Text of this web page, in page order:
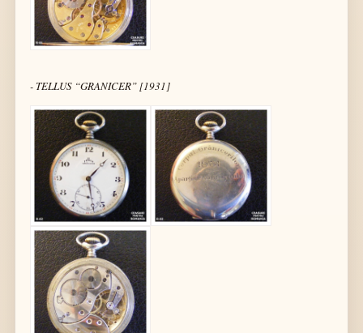
- TELLUS “GRANICER” [1931]